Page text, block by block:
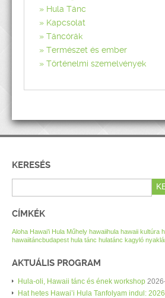
Hula Tánc
Kapcsolat
Táncórák
Természet és ember
Történelmi szemelvények
KERESÉS
CÍMKÉK
Aloha Hawai’i Hula Műhely hawaiihula hawaii kultúra
hawaiitáncbudapest hula tánc hulatánc kagyló
AKTUÁLIS PROGRAM
Hula-oli, Hawaii tánc és ének workshop
Hat hetes Hawai’i Hula Tanfolyam indul: